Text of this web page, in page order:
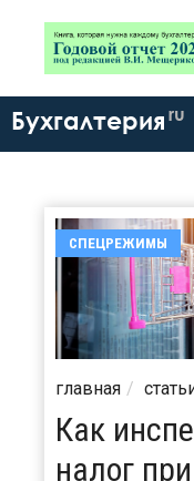
Бухгалтерия ru
СПЕЦРЕЖИМЫ
главная
Как
налог